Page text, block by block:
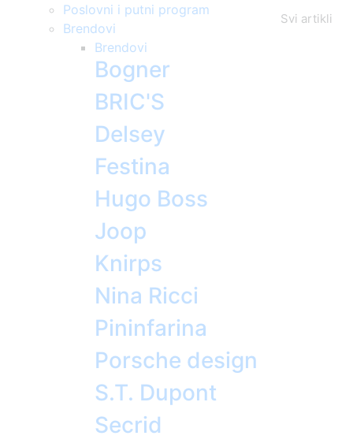
Svi artikli
Poslovni i putni program
Brendovi
Brendovi
Bogner
BRIC'S
Delsey
Festina
Hugo Boss
Joop
Knirps
Nina Ricci
Pininfarina
Porsche design
S.T. Dupont
Secrid